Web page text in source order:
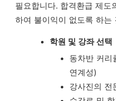
필요합니다. 합격환급 제도
하여 불이익이 없도록 하는
학원 및 강좌 선택
동차반 커리
연계성)
강사진의 전